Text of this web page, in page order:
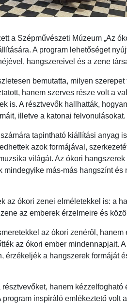
a Szépművészeti Múzeum „Az
A program lehetőséget
hangszereivel és a zene
bemutatta, milyen szerepet
hanem szerves része volt a
is. A résztvevők hallhatták,
illetve a katonai felvonulásokat.
tapintható kiállítási anyag
azok formájával,
világát. Az ókori
más-más hangszínt és
az ókori zenei elméletekkel is: a
az emberek érzelmeire és
az ókori zenéről,
az ókori ember mindennapjait.
a hangszerek formáját
hanem kézzelfogható
inspiráló emlékeztető volt